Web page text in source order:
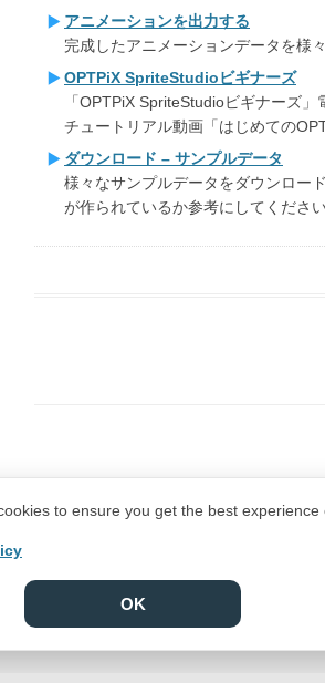
アニメーションを出力する
完成したアニメーションデータを様
OPTPiX SpriteStudioビギナーズ
「OPTPiX SpriteStudioビギナーズ
チュートリアル動画「はじめての
ダウンロード – サンプルデータ
様々なサンプルデータをダウンロー
が作られているか参考にしてください
to ensure you get the best experience
OK